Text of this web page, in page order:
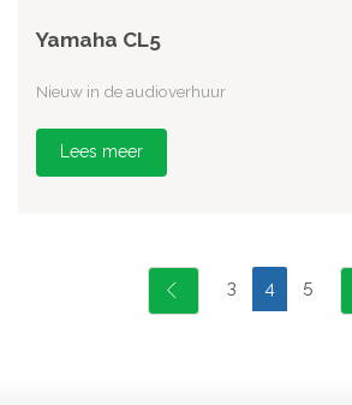
Yamaha CL5
Nieuw in de audioverhuur
Lees meer
3 4 5